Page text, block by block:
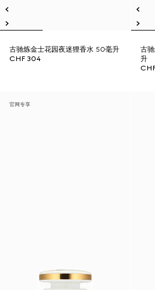
古驰炼金士花园夜迷狸香水 50毫升
CHF 304
古
升
官网专享